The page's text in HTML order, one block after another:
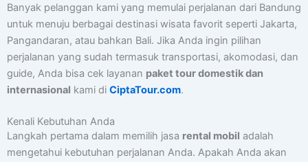
Banyak pelanggan kami yang memulai perjalanan dari Bandung
untuk menuju berbagai destinasi wisata favorit seperti Jakarta,
Pangandaran, atau bahkan Bali. Jika Anda ingin pilihan
perjalanan yang sudah termasuk transportasi, akomodasi, dan
guide, Anda bisa cek layanan paket tour domestik dan
internasional kami di CiptaTour.com.
Kenali Kebutuhan Anda
Langkah pertama dalam memilih jasa rental mobil adalah
mengetahui kebutuhan perjalanan Anda. Apakah Anda akan